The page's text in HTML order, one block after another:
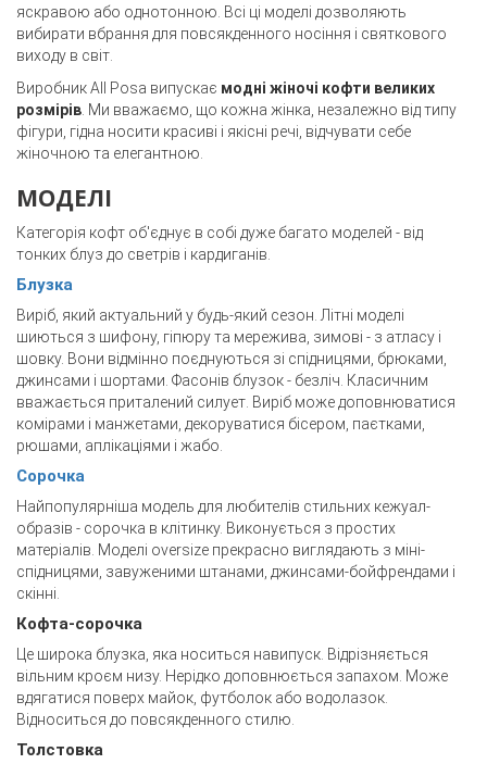
яскравою або однотонною. Всі ці моделі дозволяють
вибирати вбрання для повсякденного носіння і святкового
виходу в світ.
Виробник All Posa випускає модні жіночі кофти великих
розмірів . Ми вважаємо, що кожна жінка, незалежно від типу
фігури, гідна носити красиві і якісні речі, відчувати себе
жіночною та елегантною.
МОДЕЛІ
Категорія кофт об'єднує в собі дуже багато моделей - від
тонких блуз до светрів і кардиганів.
Блузка
Виріб, який актуальний у будь-який сезон. Літні моделі
шиються з шифону, гіпюру та мережива, зимові - з атласу і
шовку. Вони відмінно поєднуються зі спідницями, брюками,
джинсами і шортами. Фасонів блузок - безліч. Класичним
вважається приталений силует. Виріб може доповнюватися
комірами і манжетами, декоруватися бісером, паєтками,
рюшами, аплікаціями і жабо.
Сорочка
Найпопулярніша модель для любителів стильних кежуал-
образів - сорочка в клітинку. Виконується з простих
матеріалів. Моделі oversize прекрасно виглядають з міні-
спідницями, завуженими штанами, джинсами-бойфрендами і
скінні.
Кофта-сорочка
Це широка блузка, яка носиться навипуск. Відрізняється
вільним кроєм низу. Нерідко доповнюється запахом. Може
вдягатися поверх майок, футболок або водолазок.
Відноситься до повсякденного стилю.
Толстовка